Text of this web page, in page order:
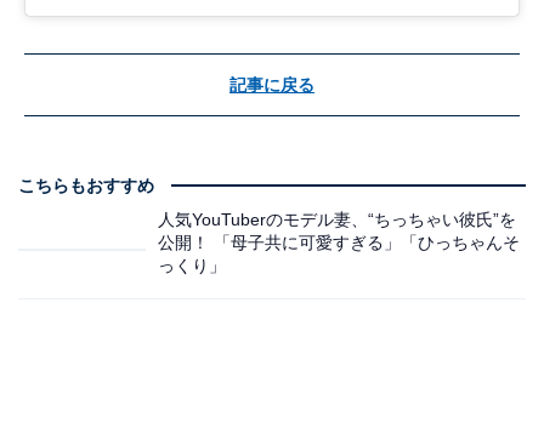
記事に戻る
こちらもおすすめ
人気YouTuberのモデル妻、“ちっちゃい彼氏”を
公開！ 「母子共に可愛すぎる」「ひっちゃんそ
っくり」